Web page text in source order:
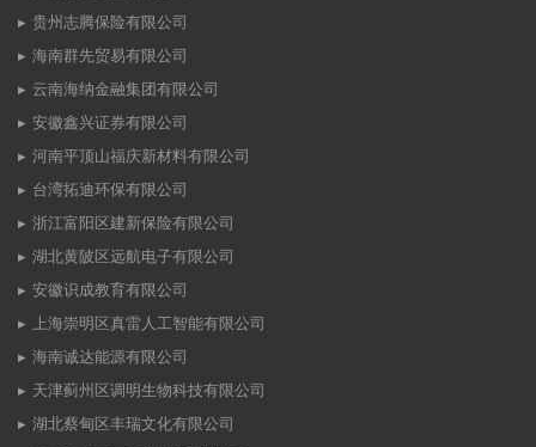
贵州志腾保险有限公司
海南群先贸易有限公司
云南海纳金融集团有限公司
安徽鑫兴证券有限公司
河南平顶山福庆新材料有限公司
台湾拓迪环保有限公司
浙江富阳区建新保险有限公司
湖北黄陂区远航电子有限公司
安徽识成教育有限公司
上海崇明区真雷人工智能有限公司
海南诚达能源有限公司
天津蓟州区调明生物科技有限公司
湖北蔡甸区丰瑞文化有限公司